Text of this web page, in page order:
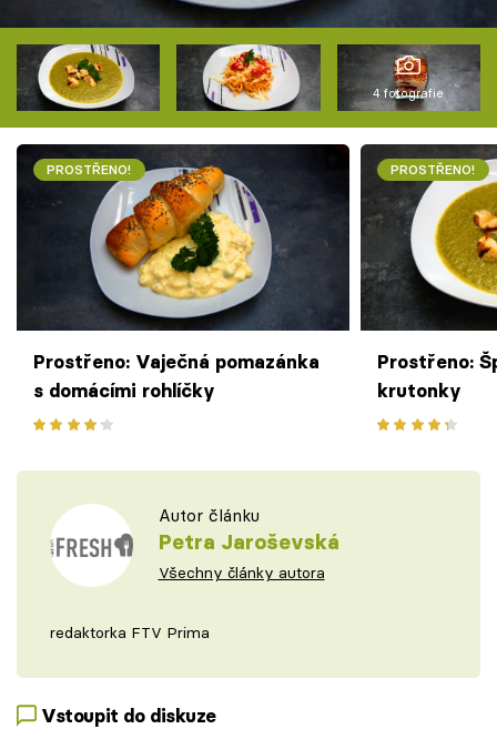
4 fotografie
PROSTŘENO!
Prostřeno: Vaječná pomazánka
s domácími rohlíčky
PROSTŘENO!
Prostřeno:
krutonky
Autor článku
Petra Jaroševská
Všechny články autora
redaktorka FTV Prima
Vstoupit do diskuze